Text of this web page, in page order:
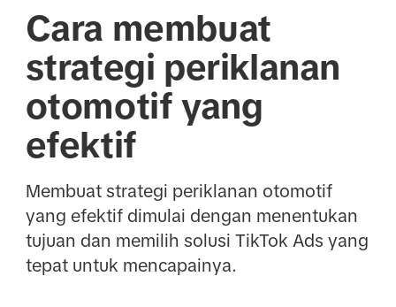
Cara membuat
strategi periklanan
otomotif yang
efektif
Membuat strategi periklanan otomotif
yang efektif dimulai dengan menentukan
tujuan dan memilih solusi TikTok Ads yang
tepat untuk mencapainya.